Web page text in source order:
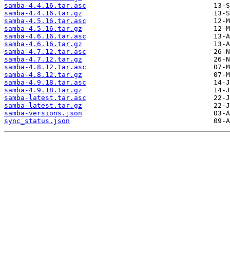
samba-4.4.16.tar.asc
samba-4.4.16.tar.gz
samba-4.5.16.tar.asc
samba-4.5.16.tar.gz
samba-4.6.16.tar.asc
samba-4.6.16.tar.gz
samba-4.7.12.tar.asc
samba-4.7.12.tar.gz
samba-4.8.12.tar.asc
samba-4.8.12.tar.gz
samba-4.9.18.tar.asc
samba-4.9.18.tar.gz
samba-latest.tar.asc
samba-latest.tar.gz
samba-versions.json
sync_status.json